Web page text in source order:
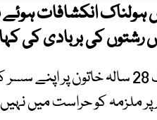
انکشافات
رشتوں کی بربادی کی
بھارتی ریاست تمل ناڈو کے شہر چنئی میں ایک 28
ملزمہ کو حراست میں نہیں